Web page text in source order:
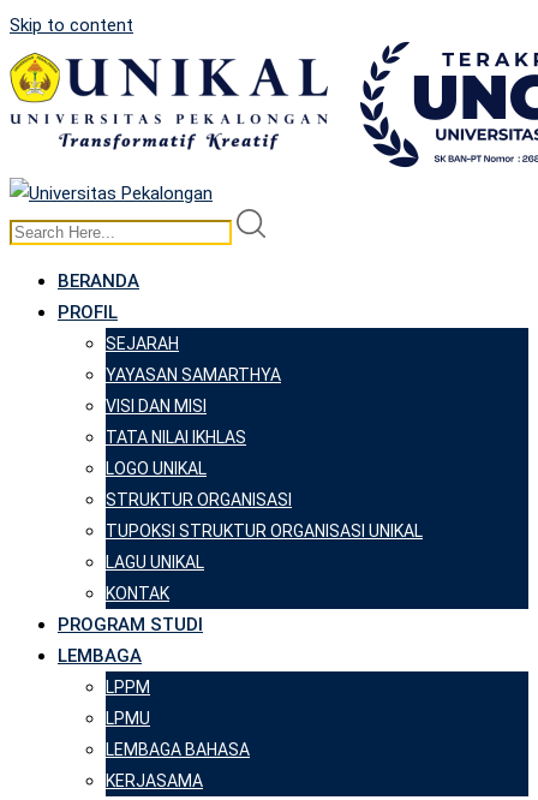
Skip to content
BERANDA
PROFIL
SEJARAH
YAYASAN SAMARTHYA
VISI DAN MISI
TATA NILAI IKHLAS
LOGO UNIKAL
STRUKTUR ORGANISASI
TUPOKSI STRUKTUR ORGANISASI UNIKAL
LAGU UNIKAL
KONTAK
PROGRAM STUDI
LEMBAGA
LPPM
LPMU
LEMBAGA BAHASA
KERJASAMA